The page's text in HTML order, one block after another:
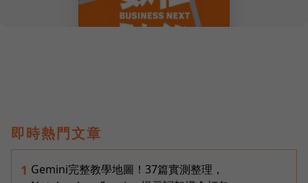
即時熱門文章
1 Gemini完整教學地圖！37篇實測整理，